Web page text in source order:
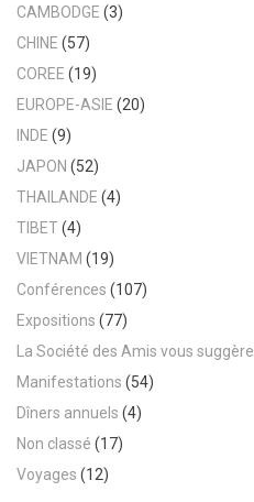
CAMBODGE (3)
CHINE (57)
COREE (19)
EUROPE-ASIE (20)
INDE (9)
JAPON (52)
THAILANDE (4)
TIBET(4)
VIETNAM (19)
Conférences (107)
Expositions (77)
La Société des Amis vous suggère
Manifestations (54)
Dîners annuels (4)
Non classé (17)
Voyages (12)